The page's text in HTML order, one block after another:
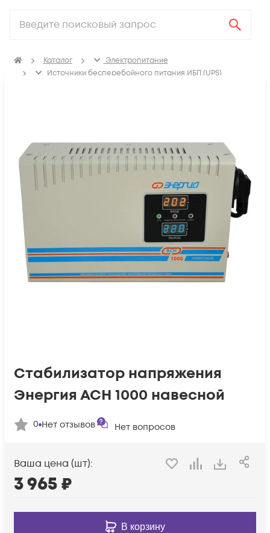
Каталог
Электропитание
Источники бесперебойного питания ИБП (UPS)
Стабилизатор напряжения
Энергия АСН 1000 навесной
0 Нет отзывов Нет вопросов
Ваша цена (шт):
3 965₽
В корзину